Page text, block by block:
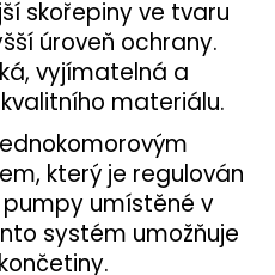
skořepiny ve tvaru
úroveň ochrany.
vyjímatelná a
materiálu.
který je regulován
umístěné v
systém umožňuje